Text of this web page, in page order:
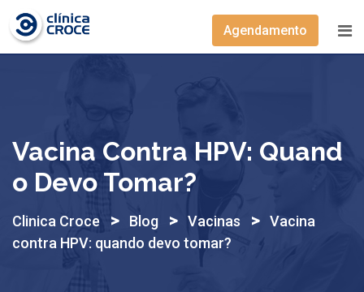
Skip
content
Agendamento
Vacina Contra HPV: Quand
O Devo Tomar?
Clinica Croce > Blog > Vacinas > Vacina
contra HPV: quando devo tomar?